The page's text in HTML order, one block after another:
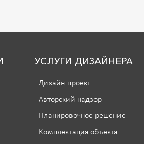
УСЛУГИ ДИЗАЙНЕРА
Дизайн-проект
Авторский надзор
Планировочное решение
Комплектация объекта